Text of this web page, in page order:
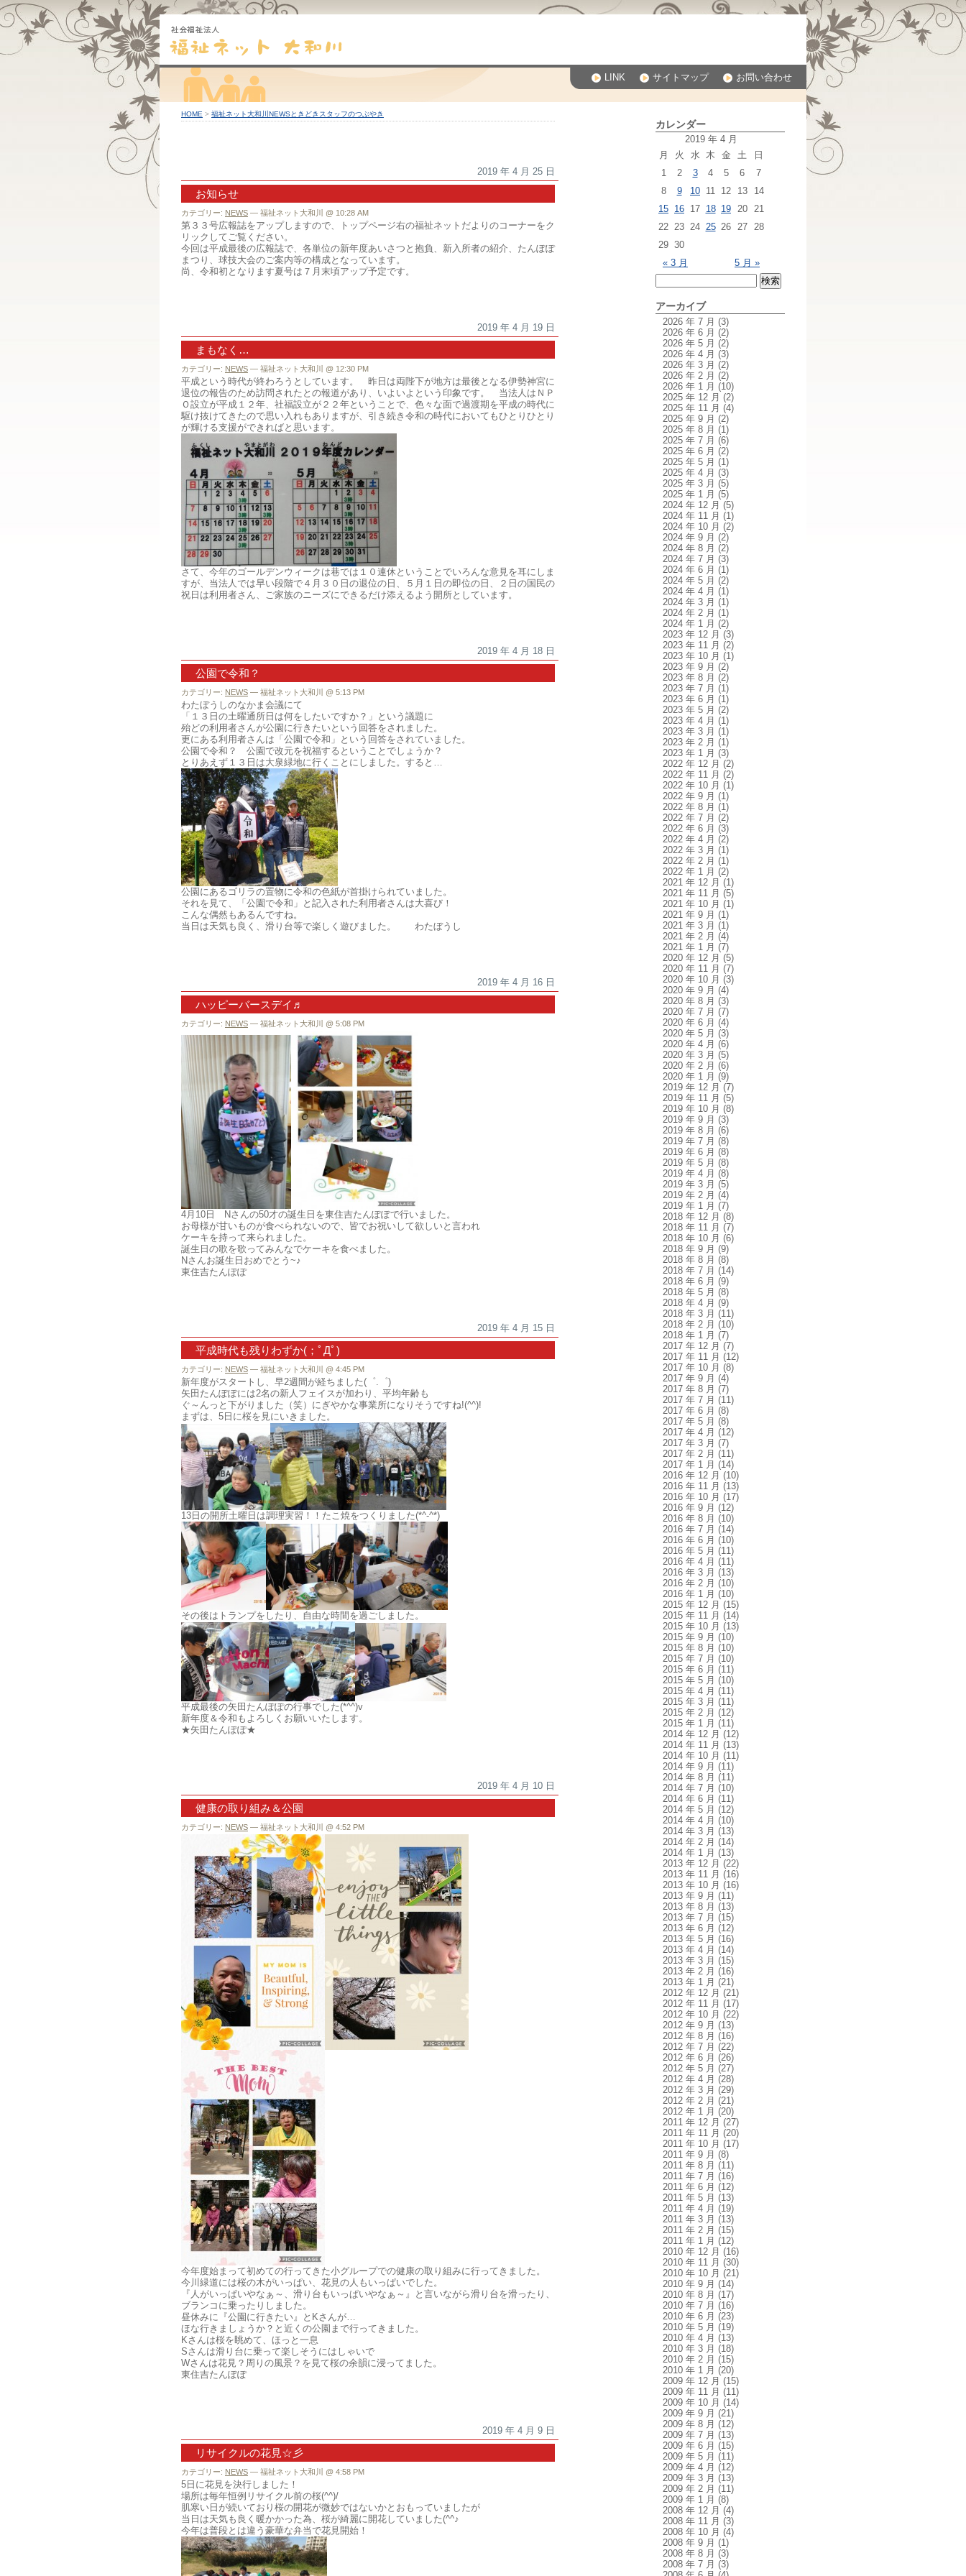
LINK サイトマップ お問い合わせ
HOME > 福祉ネット大和川NEWSときどきスタッフのつぶやき
2019 年 4 月 25 日
お知らせ
カテゴリー: NEWS — 福祉ネット大和川 @ 10:28 AM
第３３号広報誌をアップしますので、トップページ右の福祉ネットだよりのコーナーをク
リックしてご覧ください。
今回は平成最後の広報誌で、各単位の新年度あいさつと抱負、新入所者の紹介、たんぽぽ
まつり、球技大会のご案内等の構成となっています。
尚、令和初となります夏号は７月末頃アップ予定です。
2019 年 4 月 19 日
まもなく…
カテゴリー: NEWS — 福祉ネット大和川 @ 12:30 PM
平成という時代が終わろうとしています。 昨日は両陛下が地方は最後となる伊勢神宮に
退位の報告のため訪問されたとの報道があり、いよいよという印象です。 当法人はＮＰ
Ｏ設立が平成１２年、社福設立が２２年ということで、色々な面で過渡期を平成の時代に
駆け抜けてきたので思い入れもありますが、引き続き令和の時代においてもひとりひとり
が輝ける支援ができればと思います。
さて、今年のゴールデンウィークは巷では１０連休ということでいろんな意見を耳にしま
すが、当法人では早い段階で４月３０日の退位の日、５月１日の即位の日、２日の国民の
祝日は利用者さん、ご家族のニーズにできるだけ添えるよう開所としています。
2019 年 4 月 18 日
公園で令和？
カテゴリー: NEWS — 福祉ネット大和川 @ 5:13 PM
わたぼうしのなかま会議にて
「１３日の土曜通所日は何をしたいですか？」という議題に
殆どの利用者さんが公園に行きたいという回答をされました。
更にある利用者さんは「公園で令和」という回答をされていました。
公園で令和？ 公園で改元を祝福するということでしょうか？
とりあえず１３日は大泉緑地に行くことにしました。すると…
公園にあるゴリラの置物に令和の色紙が首掛けられていました。
それを見て、「公園で令和」と記入された利用者さんは大喜び！
こんな偶然もあるんですね。
当日は天気も良く、滑り台等で楽しく遊びました。 わたぼうし
2019 年 4 月 16 日
ハッピーバースデイ♬
カテゴリー: NEWS — 福祉ネット大和川 @ 5:08 PM
4月10日 Nさんの50才の誕生日を東住吉たんぽぽで行いました。
お母様が甘いものが食べられないので、皆でお祝いして欲しいと言われ
ケーキを持って来られました。
誕生日の歌を歌ってみんなでケーキを食べました。
Nさんお誕生日おめでとう~♪
東住吉たんぽぽ
2019 年 4 月 15 日
平成時代も残りわずか(；ﾟДﾟ)
カテゴリー: NEWS — 福祉ネット大和川 @ 4:45 PM
新年度がスタートし、早2週間が経ちました(゜.゜)
矢田たんぽぽには2名の新人フェイスが加わり、平均年齢も
ぐ～んっと下がりました（笑）にぎやかな事業所になりそうですね!(^^)!
まずは、5日に桜を見にいきました。
13日の開所土曜日は調理実習！！たこ焼をつくりました(*^-^*)
その後はトランプをしたり、自由な時間を過ごしました。
平成最後の矢田たんぽぽの行事でした(*^^)v
新年度＆令和もよろしくお願いいたします。
★矢田たんぽぽ★
2019 年 4 月 10 日
健康の取り組み＆公園
カテゴリー: NEWS — 福祉ネット大和川 @ 4:52 PM
今年度始まって初めての行ってきた小グループでの健康の取り組みに行ってきました。
今川緑道には桜の木がいっぱい、花見の人もいっぱいでした。
『人がいっぱいやなぁ～、滑り台もいっぱいやなぁ～』と言いながら滑り台を滑ったり、
ブランコに乗ったりしました。
昼休みに『公園に行きたい』とKさんが…
ほな行きましょうか？と近くの公園まで行ってきました。
Kさんは桜を眺めて、ほっと一息
Sさんは滑り台に乗って楽しそうにはしゃいで
Wさんは花見？周りの風景？を見て桜の余韻に浸ってました。
東住吉たんぽぽ
2019 年 4 月 9 日
リサイクルの花見☆彡
カテゴリー: NEWS — 福祉ネット大和川 @ 4:58 PM
5日に花見を決行しました！
場所は毎年恒例リサイクル前の桜(^^)/
肌寒い日が続いており桜の開花が微妙ではないかとおもっていましたが
当日は天気も良く暖かかった為、桜が綺麗に開花していました(^^♪
今年は普段とは違う豪華な弁当で花見開始！
カレンダー
2019 年 4 月
月
火 水 木 金 土 日
« 3 月 5 月 »
1 2 3 4 5 6
7
8
9 10 11 12 13
14
15 16 17 18 19 20
21
22 23 24 25 26 27
28
29 30
アーカイブ
2026 年 7 月 (3)
2026 年 6 月 (2)
2026 年 5 月 (2)
2026 年 4 月 (3)
2026 年 3 月 (2)
2026 年 2 月 (2)
2026 年 1 月 (10)
2025 年 12 月 (2)
2025 年 11 月 (4)
2025 年 9 月 (2)
2025 年 8 月 (1)
2025 年 7 月 (6)
2025 年 6 月 (2)
2025 年 5 月 (1)
2025 年 4 月 (3)
2025 年 3 月 (5)
2025 年 1 月 (5)
2024 年 12 月 (5)
2024 年 11 月 (1)
2024 年 10 月 (2)
2024 年 9 月 (2)
2024 年 8 月 (2)
2024 年 7 月 (3)
2024 年 6 月 (1)
2024 年 5 月 (2)
2024 年 4 月 (1)
2024 年 3 月 (1)
2024 年 2 月 (1)
2024 年 1 月 (2)
2023 年 12 月 (3)
2023 年 11 月 (2)
2023 年 10 月 (1)
2023 年 9 月 (2)
2023 年 8 月 (2)
2023 年 7 月 (1)
2023 年 6 月 (1)
2023 年 5 月 (2)
2023 年 4 月 (1)
2023 年 3 月 (1)
2023 年 2 月 (1)
2023 年 1 月 (3)
2022 年 12 月 (2)
2022 年 11 月 (2)
2022 年 10 月 (1)
2022 年 9 月 (1)
2022 年 8 月 (1)
2022 年 7 月 (2)
2022 年 6 月 (3)
2022 年 4 月 (2)
2022 年 3 月 (1)
2022 年 2 月 (1)
2022 年 1 月 (2)
2021 年 12 月 (1)
2021 年 11 月 (5)
2021 年 10 月 (1)
2021 年 9 月 (1)
2021 年 3 月 (1)
2021 年 2 月 (4)
2021 年 1 月 (7)
2020 年 12 月 (5)
2020 年 11 月 (7)
2020 年 10 月 (3)
2020 年 9 月 (4)
2020 年 8 月 (3)
2020 年 7 月 (7)
2020 年 6 月 (4)
2020 年 5 月 (3)
2020 年 4 月 (6)
2020 年 3 月 (5)
2020 年 2 月 (6)
2020 年 1 月 (9)
2019 年 12 月 (7)
2019 年 11 月 (5)
2019 年 10 月 (8)
2019 年 9 月 (3)
2019 年 8 月 (6)
2019 年 7 月 (8)
2019 年 6 月 (8)
2019 年 5 月 (8)
2019 年 4 月 (8)
2019 年 3 月 (5)
2019 年 2 月 (4)
2019 年 1 月 (7)
2018 年 12 月 (8)
2018 年 11 月 (7)
2018 年 10 月 (6)
2018 年 9 月 (9)
2018 年 8 月 (8)
2018 年 7 月 (14)
2018 年 6 月 (9)
2018 年 5 月 (8)
2018 年 4 月 (9)
2018 年 3 月 (11)
2018 年 2 月 (10)
2018 年 1 月 (7)
2017 年 12 月 (7)
2017 年 11 月 (12)
2017 年 10 月 (8)
2017 年 9 月 (4)
2017 年 8 月 (7)
2017 年 7 月 (11)
2017 年 6 月 (8)
2017 年 5 月 (8)
2017 年 4 月 (12)
2017 年 3 月 (7)
2017 年 2 月 (11)
2017 年 1 月 (14)
2016 年 12 月 (10)
2016 年 11 月 (13)
2016 年 10 月 (17)
2016 年 9 月 (12)
2016 年 8 月 (10)
2016 年 7 月 (14)
2016 年 6 月 (10)
2016 年 5 月 (11)
2016 年 4 月 (11)
2016 年 3 月 (13)
2016 年 2 月 (10)
2016 年 1 月 (10)
2015 年 12 月 (15)
2015 年 11 月 (14)
2015 年 10 月 (13)
2015 年 9 月 (10)
2015 年 8 月 (10)
2015 年 7 月 (10)
2015 年 6 月 (11)
2015 年 5 月 (10)
2015 年 4 月 (11)
2015 年 3 月 (11)
2015 年 2 月 (12)
2015 年 1 月 (11)
2014 年 12 月 (12)
2014 年 11 月 (13)
2014 年 10 月 (11)
2014 年 9 月 (11)
2014 年 8 月 (11)
2014 年 7 月 (10)
2014 年 6 月 (11)
2014 年 5 月 (12)
2014 年 4 月 (10)
2014 年 3 月 (13)
2014 年 2 月 (14)
2014 年 1 月 (13)
2013 年 12 月 (22)
2013 年 11 月 (16)
2013 年 10 月 (16)
2013 年 9 月 (11)
2013 年 8 月 (13)
2013 年 7 月 (15)
2013 年 6 月 (12)
2013 年 5 月 (16)
2013 年 4 月 (14)
2013 年 3 月 (15)
2013 年 2 月 (16)
2013 年 1 月 (21)
2012 年 12 月 (21)
2012 年 11 月 (17)
2012 年 10 月 (22)
2012 年 9 月 (13)
2012 年 8 月 (16)
2012 年 7 月 (22)
2012 年 6 月 (26)
2012 年 5 月 (27)
2012 年 4 月 (28)
2012 年 3 月 (29)
2012 年 2 月 (21)
2012 年 1 月 (20)
2011 年 12 月 (27)
2011 年 11 月 (20)
2011 年 10 月 (17)
2011 年 9 月 (8)
2011 年 8 月 (11)
2011 年 7 月 (16)
2011 年 6 月 (12)
2011 年 5 月 (13)
2011 年 4 月 (19)
2011 年 3 月 (13)
2011 年 2 月 (15)
2011 年 1 月 (12)
2010 年 12 月 (16)
2010 年 11 月 (30)
2010 年 10 月 (21)
2010 年 9 月 (14)
2010 年 8 月 (17)
2010 年 7 月 (16)
2010 年 6 月 (23)
2010 年 5 月 (19)
2010 年 4 月 (13)
2010 年 3 月 (18)
2010 年 2 月 (15)
2010 年 1 月 (20)
2009 年 12 月 (15)
2009 年 11 月 (11)
2009 年 10 月 (14)
2009 年 9 月 (21)
2009 年 8 月 (12)
2009 年 7 月 (13)
2009 年 6 月 (15)
2009 年 5 月 (11)
2009 年 4 月 (12)
2009 年 3 月 (13)
2009 年 2 月 (11)
2009 年 1 月 (8)
2008 年 12 月 (4)
2008 年 11 月 (3)
2008 年 10 月 (4)
2008 年 9 月 (1)
2008 年 8 月 (3)
2008 年 7 月 (3)